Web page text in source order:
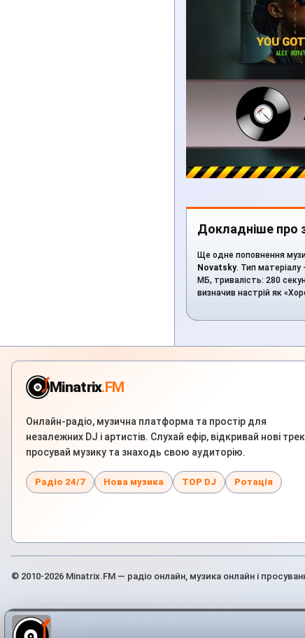
Докладніше про
Ще одне поповнення
Novatsky. Тип матеріалу
МБ, тривалість: 280
визначив настрій як
Minatrix.FM
Онлайн-радіо, музична платформа та простір для
незалежних DJ і артистів. Слухай ефір, відкривай нові
просувай музику та знаходь свою аудиторію.
Радіо 24/7 Нова музика TOP DJ Ротація
© 2010-2026 Minatrix.FM — радіо онлайн, музика онлайн і